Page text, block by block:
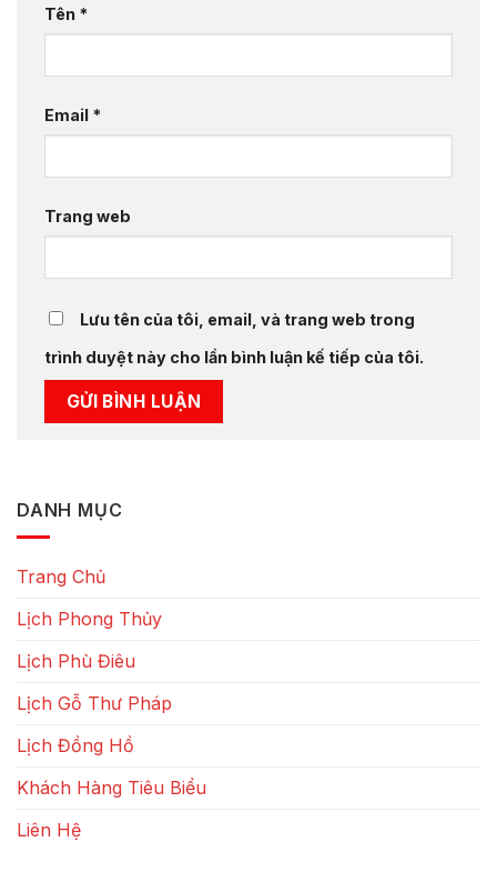
Tên *
Email *
Trang web
Lưu tên của tôi, email, và trang web trong
trình duyệt này cho lần bình luận kế tiếp của tôi.
DANH MỤC
Trang Chủ
Lịch Phong Thủy
Lịch Phù Điêu
Lịch Gỗ Thư Pháp
Lịch Đồng Hồ
Khách Hàng Tiêu Biểu
Liên Hệ